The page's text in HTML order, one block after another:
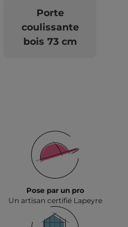
Porte
coulissante
bois 73 cm
Pose par un pro
Un artisan certifié Lapeyre